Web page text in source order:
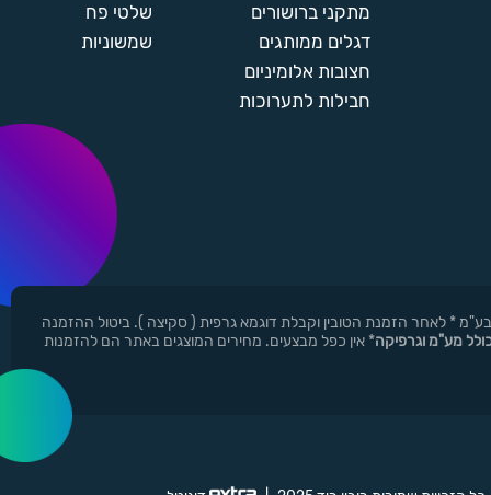
מתקני ברושורים
דגלים ממותגים
חצובות אלומיניום
חבילות לתערוכות
שלטי פח
שמשוניות
ר.י.ד בע"מ * לאחר הזמנת הטובין וקבלת דוגמא גרפית ( סקיצה ). ביטול ההזמנה
מע"מ וגרפיקה* אין כפל מבצעים. מחירים המוצגים באתר הם להזמנות